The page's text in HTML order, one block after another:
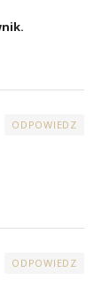
ODPOWIEDZ
ODPOWIEDZ